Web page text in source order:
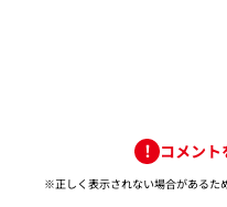
コメント
※正しく表示されない場合があるた